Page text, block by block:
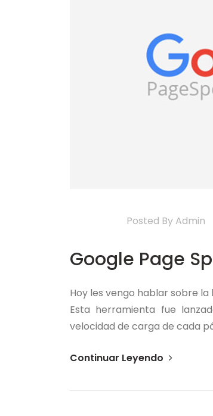
Posted ByAdmin
Google Page
Hoy les vengo hablar sobre
Esta herramienta fue
velocidad de carga de cada
Continuar Leyendo